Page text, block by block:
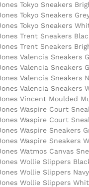
Tokyo Sneakers
Tokyo Sneakers
Tokyo Sneakers
Trent Sneakers
Trent Sneakers
Valencia Sneakers
Valencia Sneakers
Valencia Sneakers
Valencia Sneakers
Vincent Moulded
Waspire Court
Waspire Court
Waspire Sneakers
Waspire Sneakers
Watmos Canvas
Wollie Slippers
Wollie Slippers
Wollie Slippers